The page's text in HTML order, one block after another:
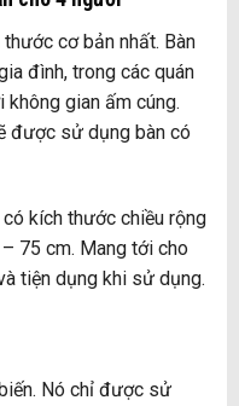
cơ bản nhất. Bàn
đình, trong các quán
không gian ấm cúng.
được sử dụng bàn có
kích thước chiều rộng
75 cm. Mang tới cho
tiện dụng khi sử dụng.
Nó chỉ được sử